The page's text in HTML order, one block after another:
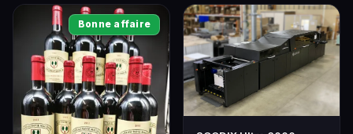
Bonne affaire